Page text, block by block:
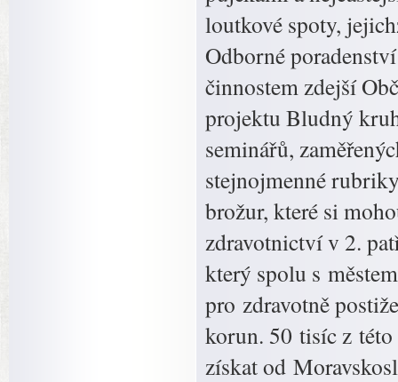
loutkové spoty,
Odborné
činnostem zdejší
projektu Bludný
seminářů,
stejnojmenné
brožur, které si
zdravotnictví v 2.
který spolu s
pro zdravotně
korun. 50 tisíc z
získat od